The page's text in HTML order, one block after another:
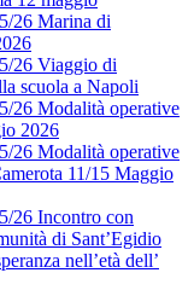
26 Marina di
26 Viaggio di
scuola a Napoli
26 Modalità operative
2026
26 Modalità operative
11/15 Maggio
26 Incontro con
di Sant’Egidio
nell’età dell’